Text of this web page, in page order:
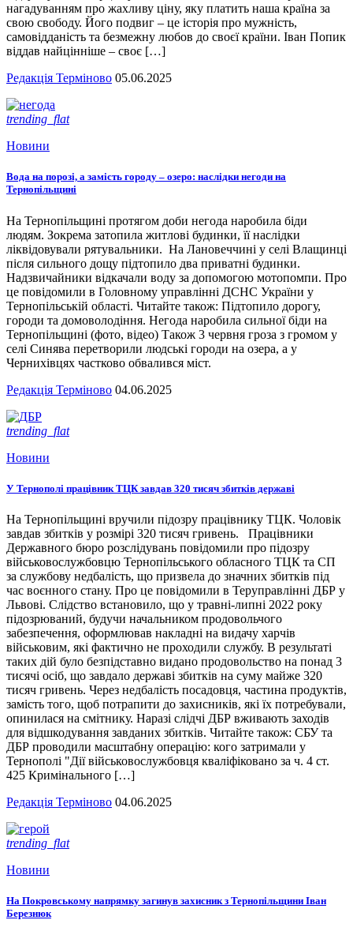
нагадуванням про жахливу ціну, яку платить наша країна за
свою свободу. Його подвиг – це історія про мужність,
самовідданість та безмежну любов до своєї країни. Іван Попик
віддав найцінніше – своє […]
Редакція Терміново 05.06.2025
trending_flat
Новини
Вода на порозі, а замість городу – озеро: наслідки негоди на
Тернопільщині
На Тернопільщині протягом доби негода наробила біди
людям. Зокрема затопила житлові будинки, її наслідки
ліквідовували рятувальники. На Лановеччині у селі Влащинці
після сильного дощу підтопило два приватні будинки.
Надзвичайники відкачали воду за допомогою мотопомпи. Про
це повідомили в Головному управлінні ДСНС України у
Тернопільській області. Читайте також: Підтопило дорогу,
городи та домоволодіння. Негода наробила сильної біди на
Тернопільщині (фото, відео) Також 3 червня гроза з громом у
селі Синява перетворили людські городи на озера, а у
Чернихівцях частково обвалився міст.
Редакція Терміново 04.06.2025
trending_flat
Новини
У Тернополі працівник ТЦК завдав 320 тисяч збитків державі
На Тернопільщині вручили підозру працівнику ТЦК. Чоловік
завдав збитків у розмірі 320 тисяч гривень. Працівники
Державного бюро розслідувань повідомили про підозру
військовослужбовцю Тернопільського обласного ТЦК та СП
за службову недбалість, що призвела до значних збитків під
час воєнного стану. Про це повідомили в Теруправлінні ДБР у
Львові. Слідство встановило, що у травні-липні 2022 року
підозрюваний, будучи начальником продовольчого
забезпечення, оформлював накладні на видачу харчів
військовим, які фактично не проходили службу. В результаті
таких дій було безпідставно видано продовольство на понад 3
тисячі осіб, що завдало державі збитків на суму майже 320
тисяч гривень. Через недбалість посадовця, частина продуктів,
замість того, щоб потрапити до захисників, які їх потребували,
опинилася на смітнику. Наразі слідчі ДБР вживають заходів
для відшкодування завданих збитків. Читайте також: СБУ та
ДБР проводили масштабну операцію: кого затримали у
Тернополі "Дії військовослужбовця кваліфіковано за ч. 4 ст.
425 Кримінального […]
Редакція Терміново 04.06.2025
trending_flat
Новини
На Покровському напрямку загинув захисник з Тернопільщини Іван
Березнюк